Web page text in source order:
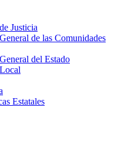
Justicia
de las Comunidades
del Estado
Estatales